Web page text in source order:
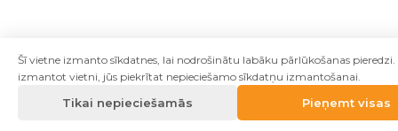
Šī vietne izmanto sīkdatnes, lai nodrošinātu labāku pārlūkošanas
izmantot vietni, jūs piekrītat nepieciešamo sīkdatņu izmantošanai.
Tikai nepieciešamās Pieņemt visas